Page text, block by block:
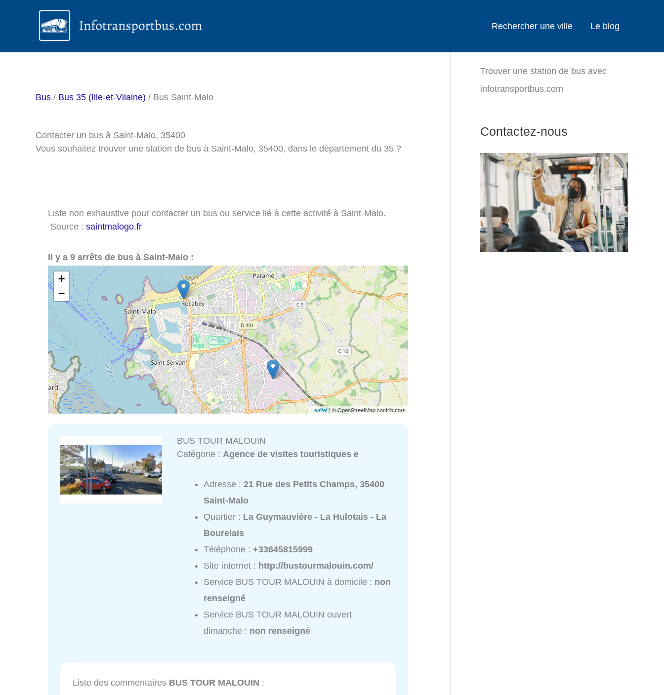
Rechercher une ville Le blog
Bus / Bus 35 (Ille-et-Vilaine) / Bus Saint-Malo
Contacter un bus à Saint-Malo, 35400
Vous souhaitez trouver une station de bus à Saint-Malo, 35400, dans le département du 35 ?
Liste non exhaustive pour contacter un bus ou service lié à cette activité à Saint-Malo.
Source : saintmalogo.fr
Il y a 9 arrêts de bus à Saint-Malo :
+
−
Leaflet| © OpenStreetMap contributors
BUS TOUR MALOUIN
Catégorie : Agence de visites touristiques e
Adresse :21 Rue des Petits Champs, 35400
Saint-Malo
Quartier : La Guymauvière - La Hulotais - La
Bourelais
Téléphone :+33645815999
Site internet : http://bustourmalouin.com/
Service BUS TOUR MALOUIN à domicile : non
renseigné
Service BUS TOUR MALOUIN ouvert
dimanche : non renseigné
Liste des commentaires BUS TOUR MALOUIN :
Trouver une station de bus avec
infotransportbus.com
Contactez-nous